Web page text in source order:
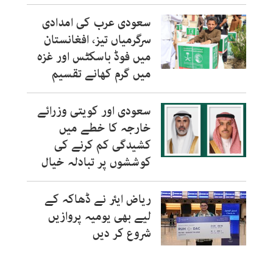
سعودی عرب کی امدادی
سرگرمیاں تیز، افغانستان
میں فوڈ باسکٹس اور غزہ
میں گرم کھانے تقسیم
سعودی اور کویتی وزرائے
خارجہ کا خطے میں
کشیدگی کم کرنے کی
کوششوں پر تبادلہ خیال
ریاض ایئر نے ڈھاکہ کے
لیے بھی یومیہ پروازیں
شروع کر دیں